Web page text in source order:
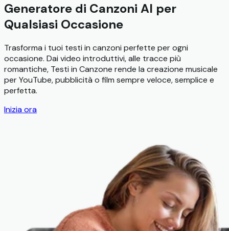
Generatore di Canzoni AI per
Qualsiasi Occasione
Trasforma i tuoi testi in canzoni perfette per ogni
occasione. Dai video introduttivi, alle tracce più
romantiche, Testi in Canzone rende la creazione musicale
per YouTube, pubblicità o film sempre veloce, semplice e
perfetta.
Inizia ora